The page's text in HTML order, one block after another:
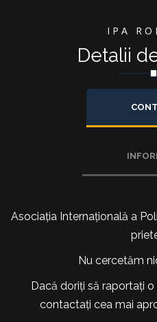
IPA
Detalii
Asociația Internațională a
Nu cercetăm
Dacă doriți să raportați
contactați cea mai